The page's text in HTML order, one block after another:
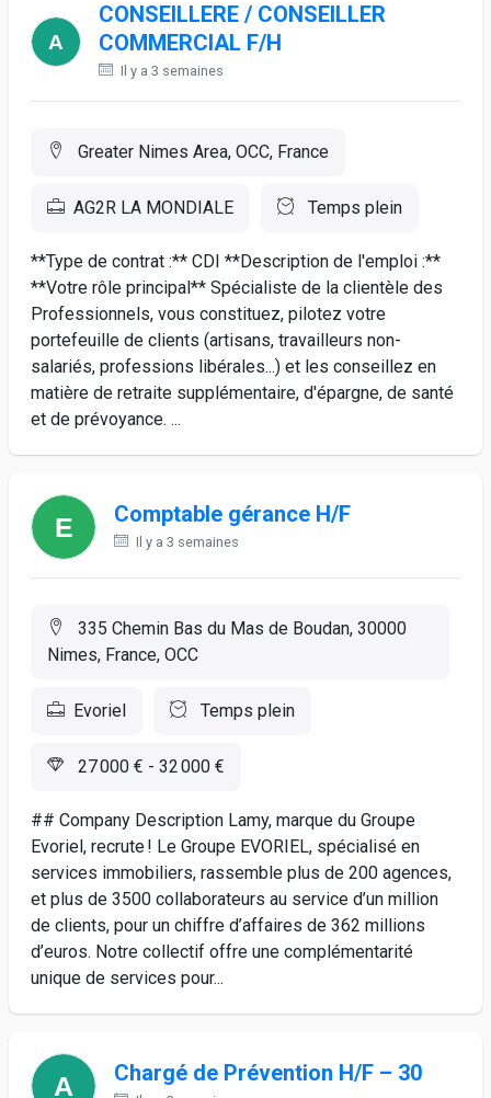
CONSEILLERE / CONSEILLER
COMMERCIAL F/H
Il y a 3 semaines
Greater Nimes Area, OCC, France
AG2R LA MONDIALE Temps plein
**Type de contrat :** CDI **Description de l'emploi :**
**Votre rôle principal** Spécialiste de la clientèle des
Professionnels, vous constituez, pilotez votre
portefeuille de clients (artisans, travailleurs non-
salariés, professions libérales...) et les conseillez en
matière de retraite supplémentaire, d'épargne, de santé
et de prévoyance. ...
Comptable gérance H/F
Il y a 3 semaines
335 Chemin Bas du Mas de Boudan, 30000
Nimes, France, OCC
Evoriel Temps plein
27 000 € - 32 000 €
## Company Description Lamy, marque du Groupe
Evoriel, recrute ! Le Groupe EVORIEL, spécialisé en
services immobiliers, rassemble plus de 200 agences,
et plus de 3500 collaborateurs au service d’un million
de clients, pour un chiffre d’affaires de 362 millions
d’euros. Notre collectif offre une complémentarité
unique de services pour...
Chargé de Prévention H/F – 30